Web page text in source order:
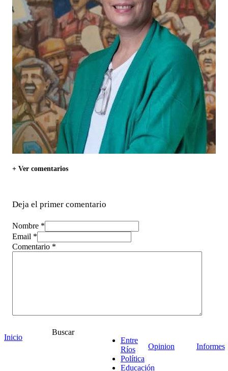
+ Ver comentarios
Deja el primer comentario
Nombre *
Email *
Comentario *
Inicio
Buscar
Entre
Ríos
Política
Educación
Opinion Informes